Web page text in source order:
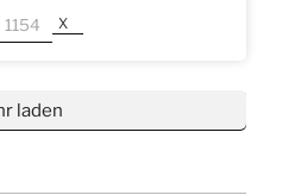
1154 X
laden